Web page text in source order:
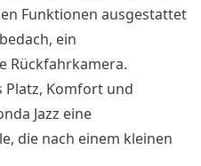
Funktionen ausgestattet
ein
Rückfahrkamera.
Platz, Komfort und
Jazz eine
die nach einem kleinen